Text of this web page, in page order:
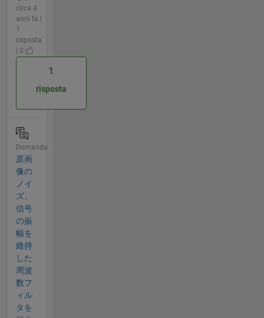
circa 4
anni fa |
1
risposta
| 0
1
risposta
Domanda
原画
像の
ノイ
ズ、
信号
の振
幅を
維持
した
周波
数フ
ィル
タを